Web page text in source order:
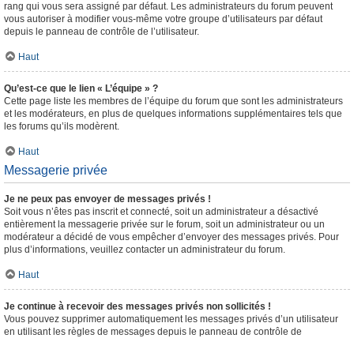
rang qui vous sera assigné par défaut. Les administrateurs du forum peuvent
vous autoriser à modifier vous-même votre groupe d’utilisateurs par défaut
depuis le panneau de contrôle de l’utilisateur.
Haut
Qu’est-ce que le lien « L’équipe » ?
Cette page liste les membres de l’équipe du forum que sont les administrateurs
et les modérateurs, en plus de quelques informations supplémentaires tels que
les forums qu’ils modèrent.
Haut
Messagerie privée
Je ne peux pas envoyer de messages privés !
Soit vous n’êtes pas inscrit et connecté, soit un administrateur a désactivé
entièrement la messagerie privée sur le forum, soit un administrateur ou un
modérateur a décidé de vous empêcher d’envoyer des messages privés. Pour
plus d’informations, veuillez contacter un administrateur du forum.
Haut
Je continue à recevoir des messages privés non sollicités !
Vous pouvez supprimer automatiquement les messages privés d’un utilisateur
en utilisant les règles de messages depuis le panneau de contrôle de